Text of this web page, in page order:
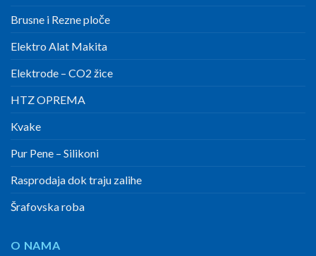
Brusne i Rezne ploče
Elektro Alat Makita
Elektrode – CO2 žice
HTZ OPREMA
Kvake
Pur Pene – Silikoni
Rasprodaja dok traju zalihe
Šrafovska roba
O NAMA